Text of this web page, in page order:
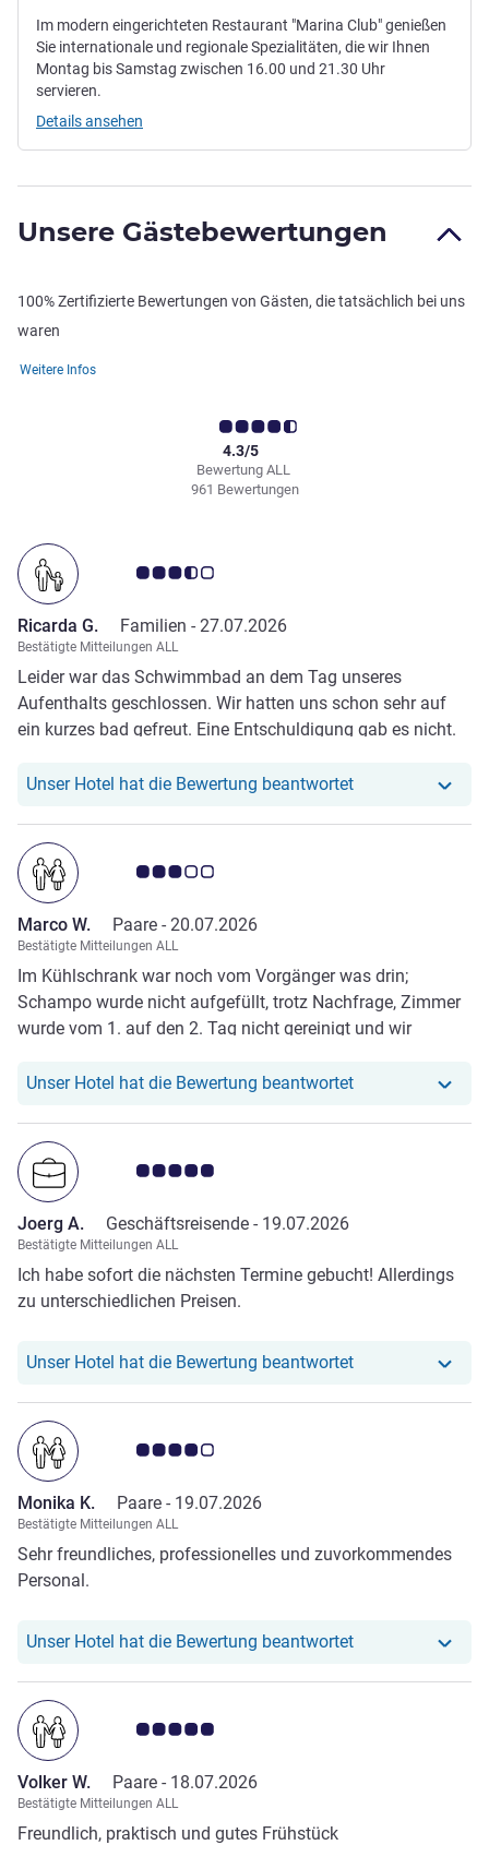
Im modern eingerichteten Restaurant "Marina Club" genießen
Sie internationale und regionale Spezialitäten, die wir Ihnen
Montag bis Samstag zwischen 16.00 und 21.30 Uhr
servieren.
Details ansehen
Unsere Gästebewertungen
100% Zertifizierte Bewertungen von Gästen, die tatsächlich bei uns
waren
Weitere Infos
Bewertung ALL
4.3/5
961 Bewertungen
Note Kundenmeinungen 3.5/5
Ricarda G. Familien - 27.07.2026
Bestätigte Mitteilungen ALL
Leider war das Schwimmbad an dem Tag unseres
Aufenthalts geschlossen. Wir hatten uns schon sehr auf
ein kurzes bad gefreut. Eine Entschuldigung gab es nicht.
Unser Hotel hat die Bewertung beantwortetUnser Hotel hat
Note Kundenmeinungen 3.0/5
Marco W. Paare - 20.07.2026
Bestätigte Mitteilungen ALL
Im Kühlschrank war noch vom Vorgänger was drin;
Schampo wurde nicht aufgefüllt, trotz Nachfrage, Zimmer
wurde vom 1. auf den 2. Tag nicht gereinigt und wir
bescheiden.
Unser Hotel hat die Bewertung beantwortetUnser Hotel hat
Note Kundenmeinungen 5.0/5
Joerg A. Geschäftsreisende - 19.07.2026
Bestätigte Mitteilungen ALL
Ich habe sofort die nächsten Termine gebucht! Allerdings
zu unterschiedlichen Preisen.
Unser Hotel hat die Bewertung beantwortetUnser Hotel hat
Note Kundenmeinungen 4.0/5
Monika K. Paare - 19.07.2026
Bestätigte Mitteilungen ALL
Sehr freundliches, professionelles und zuvorkommendes
Personal.
Unser Hotel hat die Bewertung beantwortetUnser Hotel hat
Note Kundenmeinungen 5.0/5
Volker W. Paare - 18.07.2026
Bestätigte Mitteilungen ALL
Freundlich, praktisch und gutes Frühstück